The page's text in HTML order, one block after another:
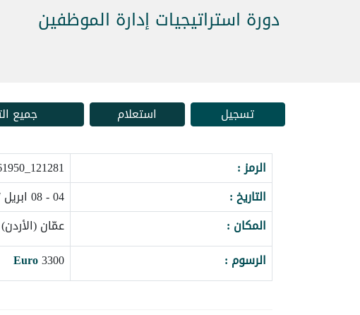
دورة استراتيجيات إدارة الموظفين
تسجيل استعلام جميع
الرمز :
121281_161950
التاريخ :
04 - 08 ابريل 2027
المكان :
عمّان (الأردن)
الرسوم :
3300
Euro